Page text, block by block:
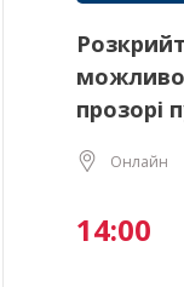
прозорі
Онлайн
14:00